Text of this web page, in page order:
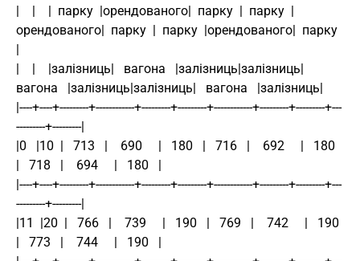
|    |    |  парку  |орендованого|  парку  |  парку  |
орендованого|  парку  |  парку  |орендованого|  парку
|
|    |    |залізниць|   вагона   |залізниць|залізниць|
вагона   |залізниць|залізниць|   вагона   |залізниць|
|----+----+---------+------------+---------+---------+------------+---------+---------+---
---------+---------|
|0   |10  |   713   |    690     |   180   |   716   |    692     |   180
|   718   |    694     |   180   |
|----+----+---------+------------+---------+---------+------------+---------+---------+---
---------+---------|
|11  |20  |   766   |    739     |   190   |   769   |    742     |   190
|   773   |    744     |   190   |